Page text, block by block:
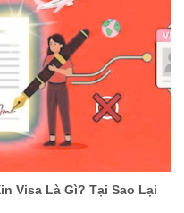
Visa Là Gì? Tại Sao Lại